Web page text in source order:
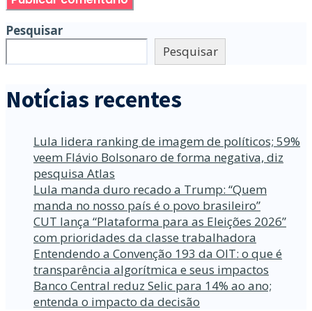
Pesquisar
Pesquisar
Notícias recentes
Lula lidera ranking de imagem de políticos; 59%
veem Flávio Bolsonaro de forma negativa, diz
pesquisa Atlas
Lula manda duro recado a Trump: “Quem
manda no nosso país é o povo brasileiro”
CUT lança “Plataforma para as Eleições 2026”
com prioridades da classe trabalhadora
Entendendo a Convenção 193 da OIT: o que é
transparência algorítmica e seus impactos
Banco Central reduz Selic para 14% ao ano;
entenda o impacto da decisão